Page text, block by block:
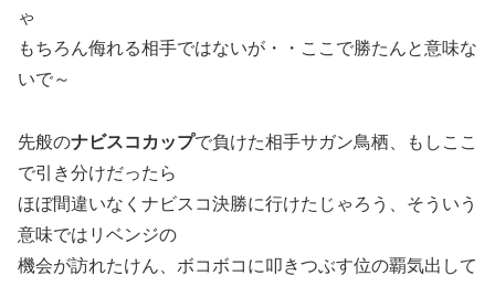
ゃ
もちろん侮れる相手ではないが・・ここで勝たんと意味な
いで～
先般のナビスコカップで負けた相手サガン鳥栖、もしここ
で引き分けだったら
ほぼ間違いなくナビスコ決勝に行けたじゃろう、そういう
意味ではリベンジの
機会が訪れたけん、ボコボコに叩きつぶす位の覇気出して